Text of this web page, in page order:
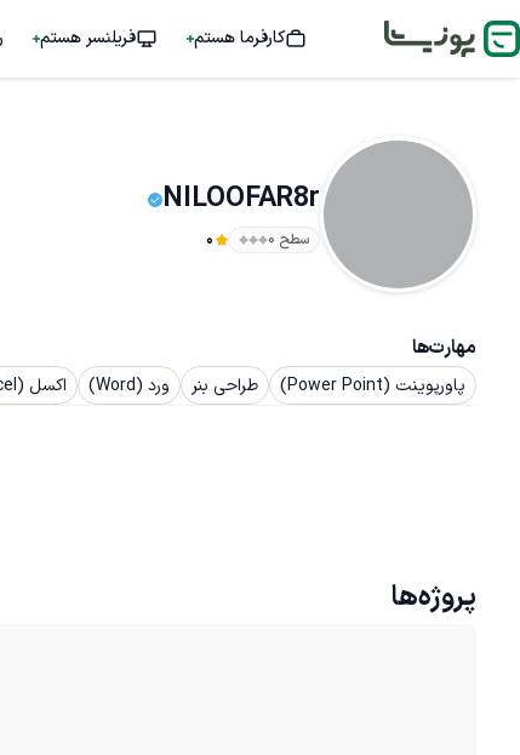
کارفرما هستم فریلنسر هستم
NILOOFAR8r
سطح ۰ 0
مهارت‌ها
پاورپوینت (Power Point) طراحی بنر ورد (Word) اکسل (Excel)
پروژه‌ها